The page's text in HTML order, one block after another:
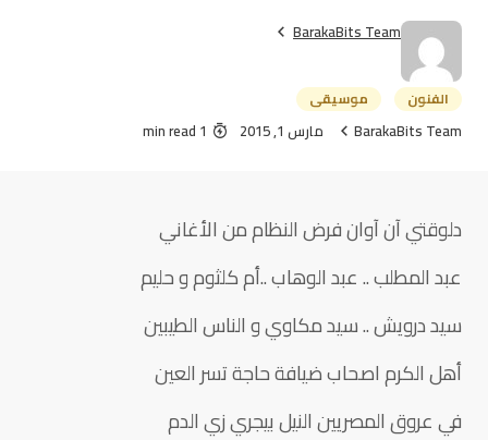
BarakaBits Team
الفنون موسيقى
BarakaBits Team مارس 1, 2015 1 min read
دلوقتي آن آوان فرض النظام من الأغاني
عبد المطلب .. عبد الوهاب ..أم كلثوم و حليم
سيد درويش .. سيد مكاوي و الناس الطيبين
أهل الكرم اصحاب ضيافة حاجة تسر العين
في عروق المصريين النيل بيجري زي الدم